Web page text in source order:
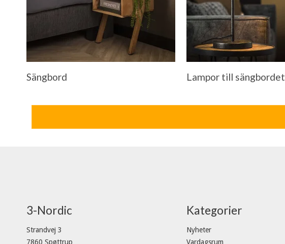
Sängbord Lampor till sängbordet
3-Nordic
Strandvej 3
7860 Spøttrup
Kategorier
Nyheter
Vardagsrum